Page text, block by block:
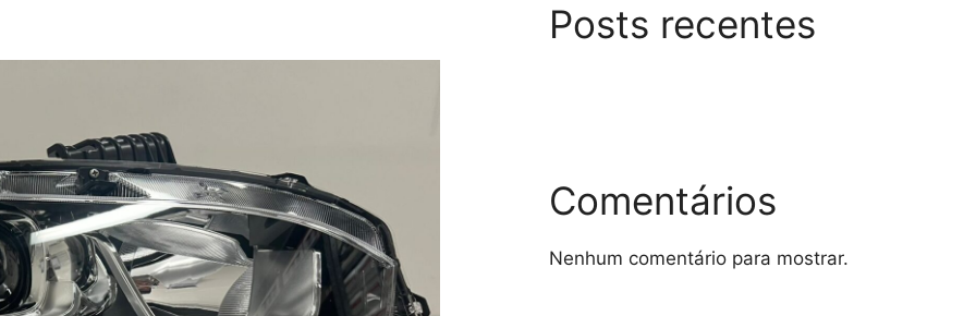
Posts recentes
Comentários
Nenhum comentário para mostrar.